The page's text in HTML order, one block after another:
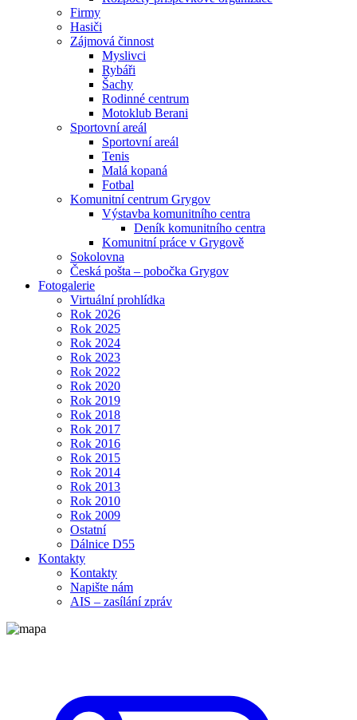
Firmy
Hasiči
Zájmová činnost
Myslivci
Rybáři
Šachy
Rodinné centrum
Motoklub Berani
Sportovní areál
Sportovní areál
Tenis
Malá kopaná
Fotbal
Komunitní centrum Grygov
Výstavba komunitního centra
Deník komunitního centra
Komunitní práce v Grygově
Sokolovna
Česká pošta – pobočka Grygov
Fotogalerie
Virtuální prohlídka
Rok 2026
Rok 2025
Rok 2024
Rok 2023
Rok 2022
Rok 2020
Rok 2019
Rok 2018
Rok 2017
Rok 2016
Rok 2015
Rok 2014
Rok 2013
Rok 2010
Rok 2009
Ostatní
Dálnice D55
Kontakty
Kontakty
Napište nám
AIS – zasílání zpráv